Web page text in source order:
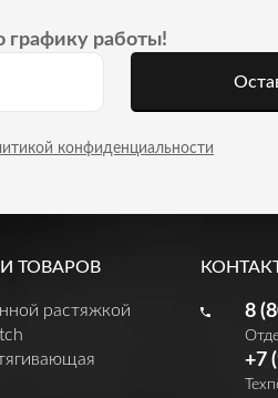
графику работы!
конфиденциальности
ТОВАРОВ
растяжкой
8
+7